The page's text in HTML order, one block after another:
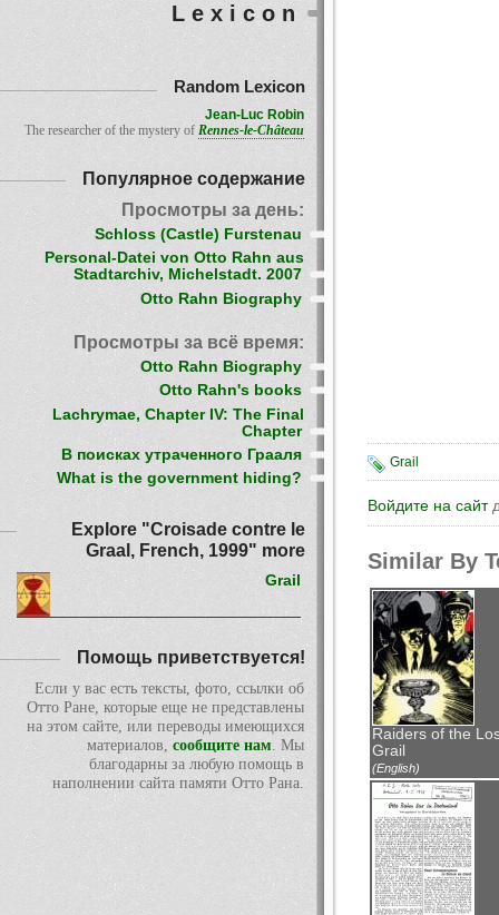
Grail
Войдите на сайт
Similar By
Raiders of the
Grail
(English)
Lexicon
Random Lexicon
Jean-Luc Robin
The researcher of the mystery of Rennes-le-Château
Популярное содержание
Просмотры за день:
Schloss (Castle) Furstenau
Personal-Datei von Otto Rahn aus
Stadtarchiv, Michelstadt. 2007
Otto Rahn Biography
Просмотры за всё время:
Otto Rahn Biography
Otto Rahn's books
Lachrymae, Chapter IV: The Final
Chapter
В поисках утраченного Грааля
What is the government hiding?
Explore "Croisade contre le
Graal, French, 1999" more
Grail
Помощь приветствуется!
Если у вас есть тексты, фото, ссылки об
Отто Ране, которые еще не представлены
на этом сайте, или переводы имеющихся
материалов, сообщите нам. Мы
благодарны за любую помощь в
наполнении сайта памяти Отто Рана.